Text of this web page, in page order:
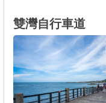
雙灣自行車道